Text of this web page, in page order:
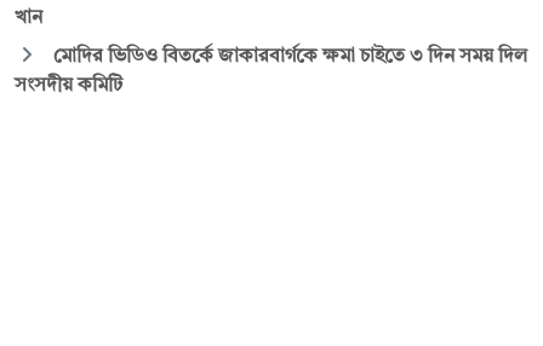
খান
মোদির ভিডিও বিতর্কে জাকারবার্গকে ক্ষমা চাইতে ৩ দিন সময় দিল
সংসদীয় কমিটি